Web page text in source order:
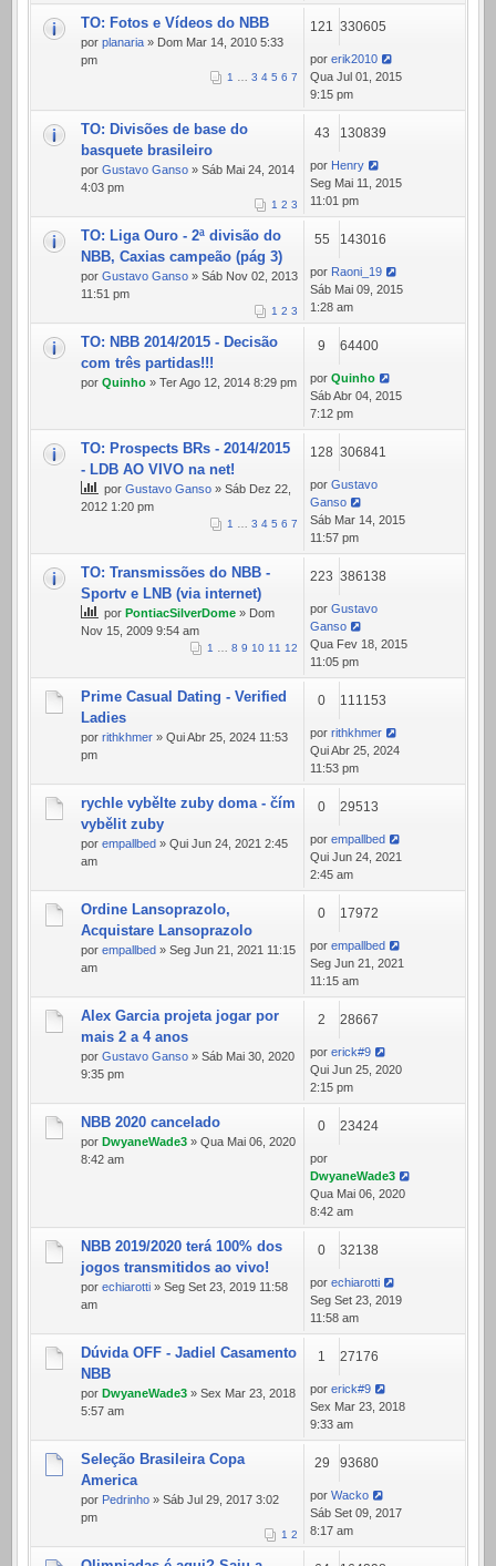
TO: Fotos e Vídeos do NBB
por planaria » Dom Mar 14, 2010 5:33
pm
1 … 3 4 5 6 7
121 330605
por erik2010
Qua Jul 01, 2015
9:15 pm
TO: Divisões de base do
basquete brasileiro
por Gustavo Ganso » Sáb Mai 24, 2014
4:03 pm
1 2 3
43 130839
por Henry
Seg Mai 11, 2015
11:01 pm
TO: Liga Ouro - 2ª divisão do
NBB, Caxias campeão (pág 3)
por Gustavo Ganso » Sáb Nov 02, 2013
11:51 pm
1 2 3
55 143016
por Raoni_19
Sáb Mai 09, 2015
1:28 am
TO: NBB 2014/2015 - Decisão
com três partidas!!!
por Quinho » Ter Ago 12, 2014 8:29 pm
9 64400
por Quinho
Sáb Abr 04, 2015
7:12 pm
TO: Prospects BRs - 2014/2015
- LDB AO VIVO na net!
por Gustavo Ganso » Sáb Dez 22,
2012 1:20 pm
1 … 3 4 5 6 7
128 306841
por Gustavo
Ganso
Sáb Mar 14, 2015
11:57 pm
TO: Transmissões do NBB -
Sportv e LNB (via internet)
por PontiacSilverDome » Dom
Nov 15, 2009 9:54 am
1 … 8 9 10 11 12
223 386138
por Gustavo
Ganso
Qua Fev 18, 2015
11:05 pm
Prime Сasual Dating - Verified
Ladies
por rithkhmer » Qui Abr 25, 2024 11:53
pm
0 111153
por rithkhmer
Qui Abr 25, 2024
11:53 pm
rychle vybělte zuby doma - čím
vybělit zuby
por empallbed » Qui Jun 24, 2021 2:45
am
0 29513
por empallbed
Qui Jun 24, 2021
2:45 am
Ordine Lansoprazolo,
Acquistare Lansoprazolo
por empallbed » Seg Jun 21, 2021 11:15
am
0 17972
por empallbed
Seg Jun 21, 2021
11:15 am
Alex Garcia projeta jogar por
mais 2 a 4 anos
por Gustavo Ganso » Sáb Mai 30, 2020
9:35 pm
2 28667
por erick#9
Qui Jun 25, 2020
2:15 pm
NBB 2020 cancelado
por DwyaneWade3 » Qua Mai 06, 2020
8:42 am
0 23424
por
DwyaneWade3
Qua Mai 06, 2020
8:42 am
NBB 2019/2020 terá 100% dos
jogos transmitidos ao vivo!
por echiarotti » Seg Set 23, 2019 11:58
am
0 32138
por echiarotti
Seg Set 23, 2019
11:58 am
Dúvida OFF - Jadiel Casamento
NBB
por DwyaneWade3 » Sex Mar 23, 2018
5:57 am
1 27176
por erick#9
Sex Mar 23, 2018
9:33 am
Seleção Brasileira Copa
America
por Pedrinho » Sáb Jul 29, 2017 3:02
pm
1 2
29 93680
por Wacko
Sáb Set 09, 2017
8:17 am